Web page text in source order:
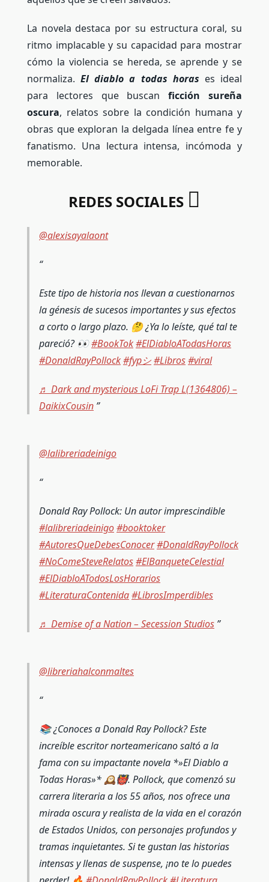
La novela destaca por su estructura coral, su
ritmo implacable y su capacidad para mostrar
cómo la violencia se hereda, se aprende y se
normaliza.El diablo a todas horas es ideal
para lectores que buscanficción sureña
oscura, relatos sobre la condición humana y
obras que exploran la delgada línea entre fe y
fanatismo. Una lectura intensa, incómoda y
memorable.
REDES SOCIALES
@alexisayalaont
Este tipo de historia nos llevan a cuestionarnos
la génesis de sucesos importantes y sus efectos
a corto o largo plazo. 🤔 ¿Ya lo leíste, qué tal te
pareció? 👀#BookTok#ElDiabloATodasHoras
#DonaldRayPollock#fypシ#Libros#viral
♬ Dark and mysterious LoFi Trap L(1364806) –
DaikixCousin
@lalibreriadeinigo
Donald Ray Pollock: Un autor imprescindible
#lalibreriadeinigo#booktoker
#AutoresQueDebesConocer#DonaldRayPollock
#NoComeSteveRelatos#ElBanqueteCelestial
#ElDiabloATodosLosHorarios
#LiteraturaContenida#LibrosImperdibles
♬ Demise of a Nation – Secession Studios
@libreriahalconmaltes
📚 ¿Conoces a Donald Ray Pollock? Este
increíble escritor norteamericano saltó a la
fama con su impactante novela *»El Diablo a
Todas Horas»* 🕰️👹. Pollock, que comenzó su
carrera literaria a los 55 años, nos ofrece una
mirada oscura y realista de la vida en el corazón
de Estados Unidos, con personajes profundos y
tramas inquietantes. Si te gustan las historias
intensas y llenas de suspense, ¡no te lo puedes